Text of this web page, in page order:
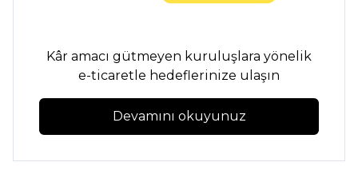
Kâr amacı gütmeyen kuruluşlara yönelik
e-ticaretle hedeflerinize ulaşın
Devamını okuyunuz